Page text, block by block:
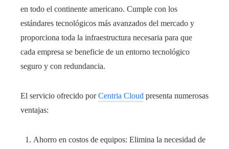
en todo el continente americano. Cumple con los
estándares tecnológicos más avanzados del mercado y
proporciona toda la infraestructura necesaria para que
cada empresa se beneficie de un entorno tecnológico
seguro y con redundancia.
El servicio ofrecido porCentria Cloud presenta numerosas
ventajas:
Ahorro en costos de equipos: Elimina la necesidad de